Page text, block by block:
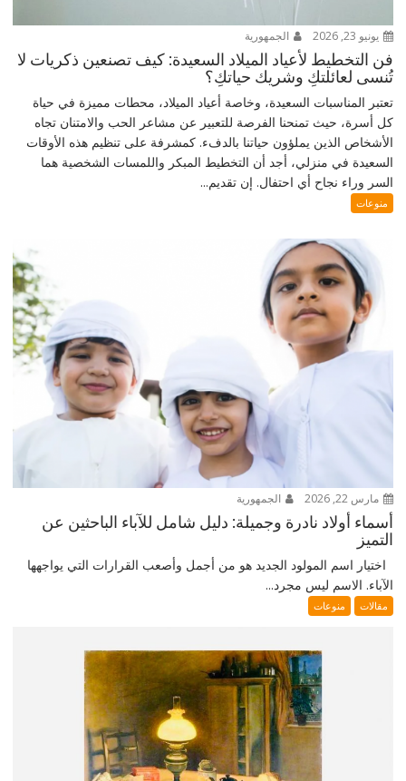
يونيو 23, 2026 الجمهورية
فن التخطيط لأعياد الميلاد السعيدة: كيف تصنعين ذكريات لا
تُنسى لعائلتكِ وشريك حياتكِ؟
تعتبر المناسبات السعيدة، وخاصة أعياد الميلاد، محطات مميزة في حياة
كل أسرة، حيث تمنحنا الفرصة للتعبير عن مشاعر الحب والامتنان تجاه
الأشخاص الذين يملؤون حياتنا بالدفء. كمشرفة على تنظيم هذه الأوقات
السعيدة في منزلي، أجد أن التخطيط المبكر واللمسات الشخصية هما
السر وراء نجاح أي احتفال. إن تقديم...
منوعات
مارس 22, 2026 الجمهورية
أسماء أولاد نادرة وجميلة: دليل شامل للآباء الباحثين عن
التميز
اختيار اسم المولود الجديد هو من أجمل وأصعب القرارات التي يواجهها
الآباء. الاسم ليس مجرد...
مقالات منوعات